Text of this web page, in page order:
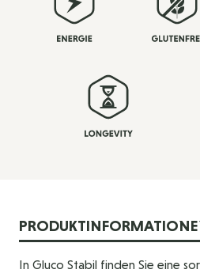
In Gluco Stabil finden Sie eine